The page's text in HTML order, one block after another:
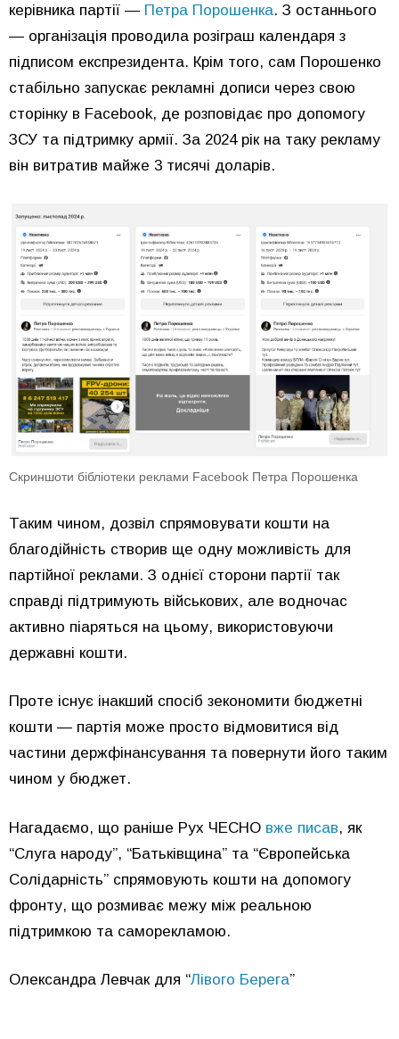
керівника партії — Петра Порошенка. З останнього
— організація проводила розіграш календаря з
підписом експрезидента. Крім того, сам Порошенко
стабільно запускає рекламні дописи через свою
сторінку в Facebook, де розповідає про допомогу
ЗСУ та підтримку армії. За 2024 рік на таку рекламу
він витратив майже 3 тисячі доларів.
Скриншоти бібліотеки реклами Facebook Петра Порошенка
Таким чином, дозвіл спрямовувати кошти на
благодійність створив ще одну можливість для
партійної реклами. З однієї сторони партії так
справді підтримують військових, але водночас
активно піаряться на цьому, використовуючи
державні кошти.
Проте існує інакший спосіб зекономити бюджетні
кошти — партія може просто відмовитися від
частини держфінансування та повернути його таким
чином у бюджет.
Нагадаємо, що раніше Рух ЧЕСНО вже писав, як
“Слуга народу”, “Батьківщина” та “Європейська
Солідарність” спрямовують кошти на допомогу
фронту, що розмиває межу між реальною
підтримкою та саморекламою.
Олександра Левчак для “Лівого Берега”